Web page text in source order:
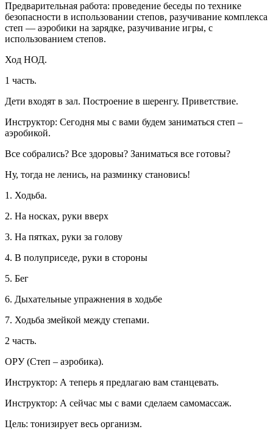
Предварительная работа: проведение беседы по технике
безопасности в использовании степов, разучивание комплекса
степ — аэробики на зарядке, разучивание игры, с
использованием степов.
Ход НОД.
1 часть.
Дети входят в зал. Построение в шеренгу. Приветствие.
Инструктор: Сегодня мы с вами будем заниматься степ –
аэробикой.
Все собрались? Все здоровы? Заниматься все готовы?
Ну, тогда не ленись, на разминку становись!
1. Ходьба.
2. На носках, руки вверх
3. На пятках, руки за голову
4. В полуприседе, руки в стороны
5. Бег
6. Дыхательные упражнения в ходьбе
7. Ходьба змейкой между степами.
2 часть.
ОРУ (Степ – аэробика).
Инструктор: А теперь я предлагаю вам станцевать.
Инструктор: А сейчас мы с вами сделаем самомассаж.
Цель: тонизирует весь организм.